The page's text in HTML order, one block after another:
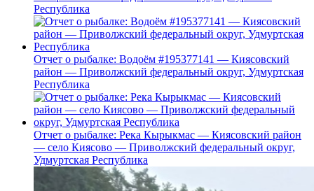
Республика
Отчет о рыбалке: Водоём #195377141 — Киясовский
район — Приволжский федеральный округ, Удмуртская
Республика
Отчет о рыбалке: Река Кырыкмас — Киясовский район
— село Киясово — Приволжский федеральный округ,
Удмуртская Республика